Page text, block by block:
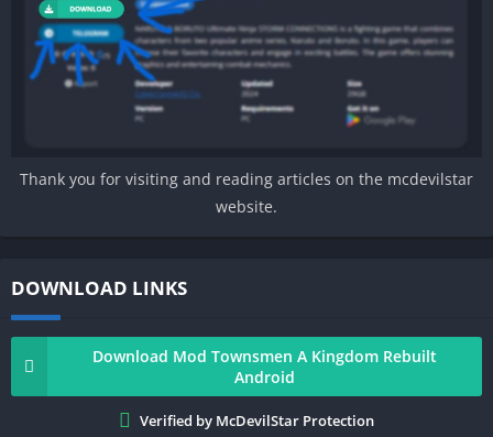
Thank you for visiting and reading articles on the mcdevilstar
website.
DOWNLOAD LINKS
Download Mod Townsmen A Kingdom Rebuilt
Android
Verified by McDevilStar Protection